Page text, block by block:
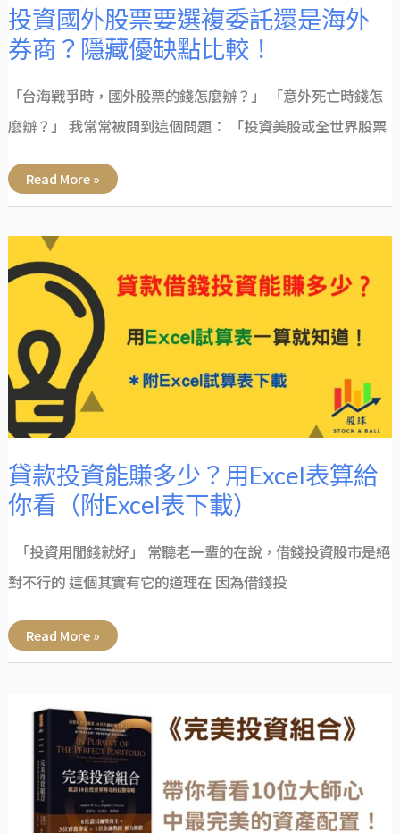
投資國外股票要選複委託還是海外
券商？隱藏優缺點比較！
「台海戰爭時，國外股票的錢怎麼辦？」 「意外死亡時錢怎
麼辦？」 我常常被問到這個問題： 「投資美股或全世界股票
藏
優
缺
點
比
Read More »
貸款投資能賺多少？用Excel表算給
你看（附Excel表下載）
「投資用閒錢就好」 常聽老一輩的在說，借錢投資股市是絕
對不行的 這個其實有它的道理在 因為借錢投
貸
投
資
少？
用
Excel
表
算
給
你
看
（附
Excel
下
載）
Read More »
美
合》
讀
後
心
得：
帶